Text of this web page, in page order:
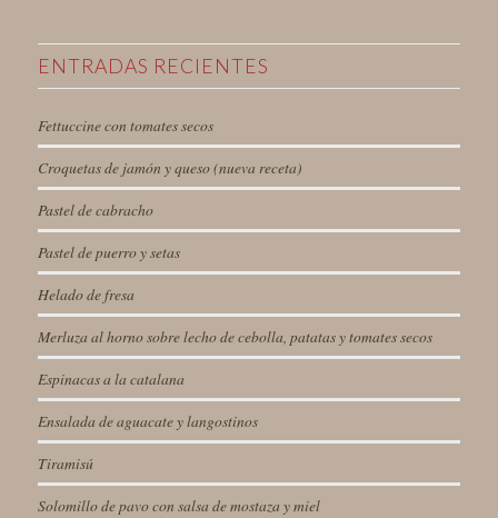
ENTRADAS RECIENTES
Fettuccine con tomates secos
Croquetas de jamón y queso (nueva receta)
Pastel de cabracho
Pastel de puerro y setas
Helado de fresa
Merluza al horno sobre lecho de cebolla, patatas y tomates secos
Espinacas a la catalana
Ensalada de aguacate y langostinos
Tiramisú
Solomillo de pavo con salsa de mostaza y miel